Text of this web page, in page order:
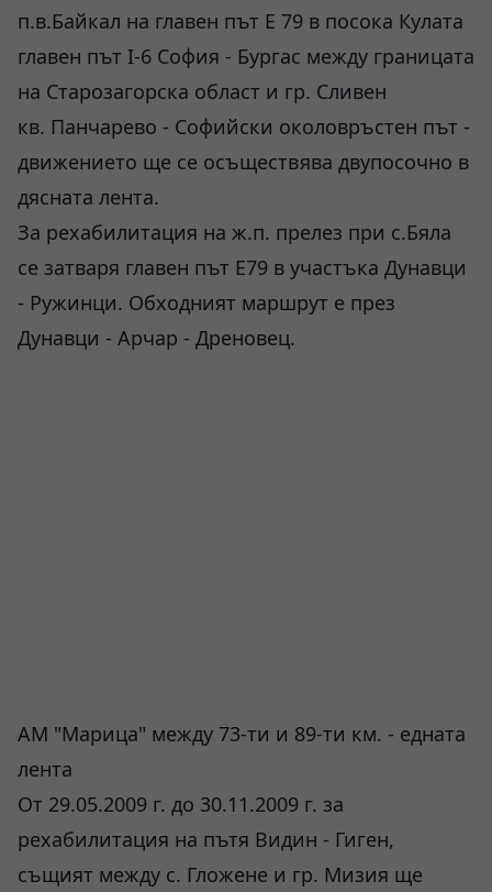
п.в.Байкал на главен път Е 79 в посока Кулата
главен път І-6 София - Бургас между границата
на Старозагорска област и гр. Сливен
кв. Панчарево - Софийски околовръстен път -
движението ще се осъществява двупосочно в
дясната лента.
За рехабилитация на ж.п. прелез при с.Бяла
се затваря главен път Е79 в участъка Дунавци
- Ружинци. Обходният маршрут е през
Дунавци - Арчар - Дреновец.
АМ "Марица" между 73-ти и 89-ти км. - едната
лента
От 29.05.2009 г. до 30.11.2009 г. за
рехабилитация на пътя Видин - Гиген,
същият между с. Гложене и гр. Мизия ще